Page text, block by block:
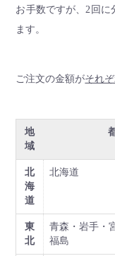
お手数ですが、2回に
ます。
ご注文の金額がそれ
地
域
北
海
道
北海道
東
北
青森・岩手・
福島